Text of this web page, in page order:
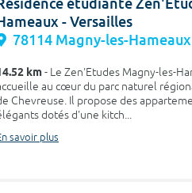
- Versailles
78114 Magny-les-Hameaux
km- Le Zen'Etudes Magny-les-
au cœur du parc naturel
Chevreuse. Il propose des
dotés d'une kitch...
savoir plus